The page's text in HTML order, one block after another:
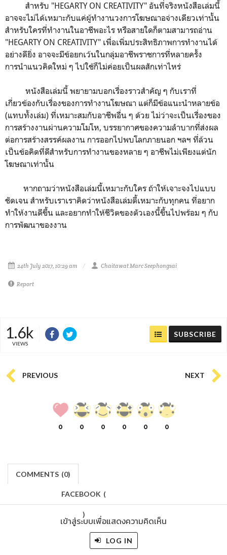
สำหรับ "HEGARTY ON CREATIVITY" อันที่จริงหนังสือเล่มนี้
อาจจะไม่ได้เหมาะกับแค่ผู้ทำงานวงการโฆษณาอจ่างเดียวเท่านั้น
สำหรับใครที่ทำงานในอาชีพอะไร หรือสายใดก็ตามสามารถอ่าน
"HEGARTY ON CREATIVITY" เพื่อเพิ่มประสิทธิภาพการทำงานได้
อย่างดียิ่ง อาจจะมีข้อยกเว้นในกลุ่มอาชีพราชการที่หลายครั้ง
การนำแนวคิดใหม่ ๆ ไปใช้ก็ไม่ค่อยเป็นผลสักเท่าไหร่
หนังสือเล่มนี้ พยายามบอกเรื่องราวสำคัญ ๆ กับเราที่
เกี่ยวข้องกับเรื่องของการทำงานโฆษณา แต่ก็มีข้อแนะนำหลายข้อ
(แทบทั้งเล่ม) ที่เหมาะสมกับอาชีพอื่น ๆ ด้วย ไม่ว่าจะเป็นเรื่องของ
การสร้างงานผ่านความโมโห, บรรยากาศของความลำบากที่ส่งผล
ต่อการสร้างสรรค์ผลงาน การออกไปพบโลกภายนอก ฯลฯ ที่ล้วน
เป็นข้อคิดที่ดีสำหรับการทำงานของหลาย ๆ อาชีพไม่เพียงแต่นัก
โฆษณาเท่านั้น
หากถามว่าหนังสือเล่มนี้เหมาะกับใคร ถ้าให้เจาะจงไปแบบ
ชัดเจน สำหรับเราเราคิดว่าหนังสือเล่มตี้เหมาะกับทุกคน ที่อยาก
ทำให้งานดีขึ้น และอยากทำให้ชีวิตของตัวเองนี้ขึ้นไปพร้อม ๆ กับ
การพัฒนาของงาน
24th July 2017, 10:29 am Chaitawat Marc Seephongsai
Report
1.6k
VIEWS
SUBSCRIBE
PREVIOUS NEXT
0 0 0 0 0 0
COMMENTS (0)
FACEBOOK (
)
เข้าสู่ระบบเพื่อแสดงความคิดเห็น
LOG IN